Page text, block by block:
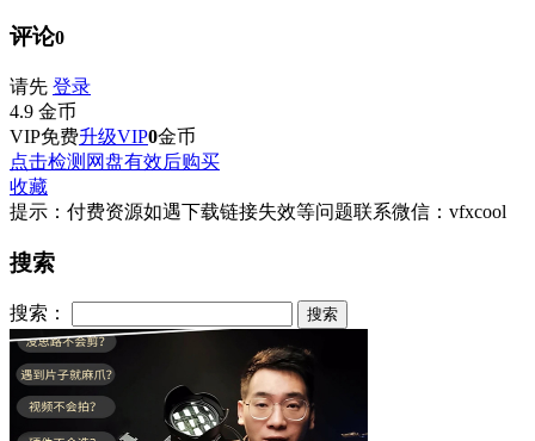
评论0
请先 登录
4.9 金币
VIP免费升级VIP0金币
点击检测网盘有效后购买
收藏
提示：付费资源如遇下载链接失效等问题联系微信：vfxcool
搜索
搜索：